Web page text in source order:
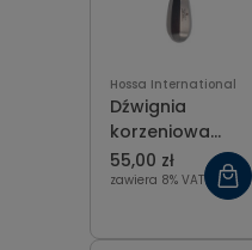
Hossa International
Dźwignia
korzeniowa
Cryer lewa
55,00 zł
zawiera 8% VAT